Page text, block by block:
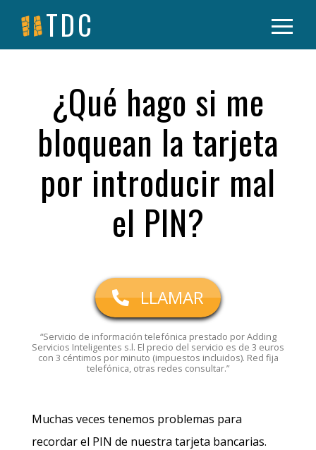
TDC
¿Qué hago si me
bloquean la tarjeta
por introducir mal
el PIN?
LLAMAR
“Servicio de información telefónica prestado por Adding
Servicios Inteligentes s.l. El precio del servicio es de 3 euros
con 3 céntimos por minuto (impuestos incluidos). Red fija
telefónica, otras redes consultar.”
Muchas veces tenemos problemas para
recordar el PIN de nuestra tarjeta bancarias.